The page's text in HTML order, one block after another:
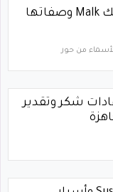
اعرف ما معنى اسم ملك Malk وصفاتها
من حور
شكر وتقدير